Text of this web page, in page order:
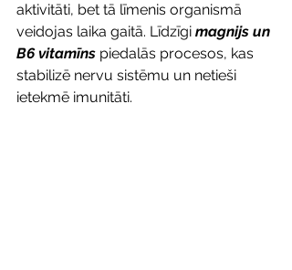
aktivitāti, bet tā līmenis organismā
veidojas laika gaitā. Līdzīgi magnijs un
B6 vitamīns piedalās procesos, kas
stabilizē nervu sistēmu un netieši
ietekmē imunitāti.